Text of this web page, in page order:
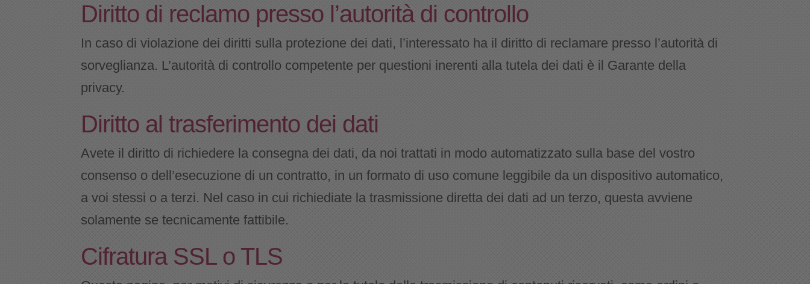
Diritto di reclamo presso l’autorità di controllo
In caso di violazione dei diritti sulla protezione dei dati, l’interessato ha il diritto di reclamare presso l’autorità di
sorveglianza. L’autorità di controllo competente per questioni inerenti alla tutela dei dati è il Garante della
privacy.
Diritto al trasferimento dei dati
Avete il diritto di richiedere la consegna dei dati, da noi trattati in modo automatizzato sulla base del vostro
consenso o dell’esecuzione di un contratto, in un formato di uso comune leggibile da un dispositivo automatico,
a voi stessi o a terzi. Nel caso in cui richiediate la trasmissione diretta dei dati ad un terzo, questa avviene
solamente se tecnicamente fattibile.
Cifratura SSL o TLS